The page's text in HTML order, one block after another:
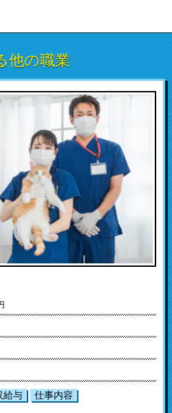
他の職業
給与 仕事内容